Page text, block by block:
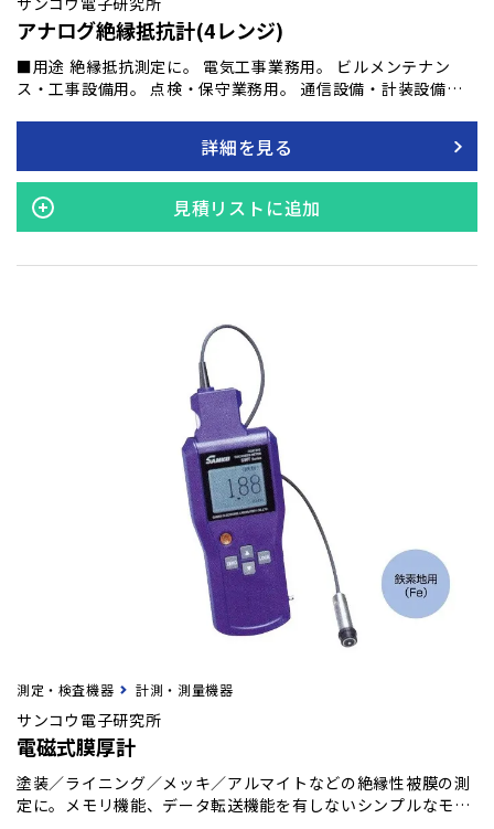
アナログ絶縁抵抗計(4レンジ)
■用途 絶縁抵抗測定に。 電気工事業務用。 ビルメンテナン
ス・工事設備用。 点検・保守業務用。 通信設備・計装設備用
詳細を見る
見積リストに追加
測定・検査機器 計測・測量機器
サンコウ電子研究所
電磁式膜厚計
塗装／ライニング／メッキ／アルマイトなどの絶縁性被膜の測
定に。メモリ機能、データ転送機能を有しないシンプルなモデ